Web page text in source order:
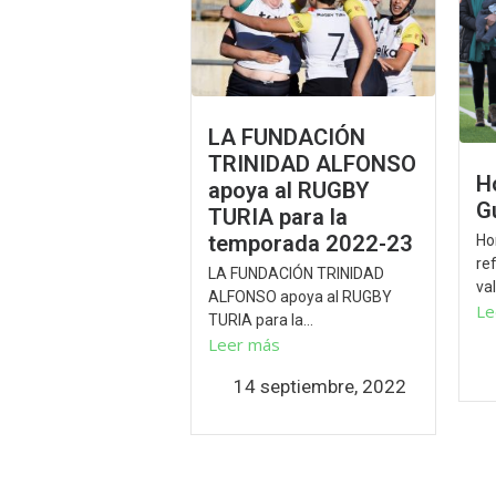
LA FUNDACIÓN
TRINIDAD ALFONSO
apoya al RUGBY
TURIA para la
temporada 2022-23
LA FUNDACIÓN TRINIDAD
ALFONSO apoya al RUGBY
TURIA para la...
Leer más
14 septiembre, 2022